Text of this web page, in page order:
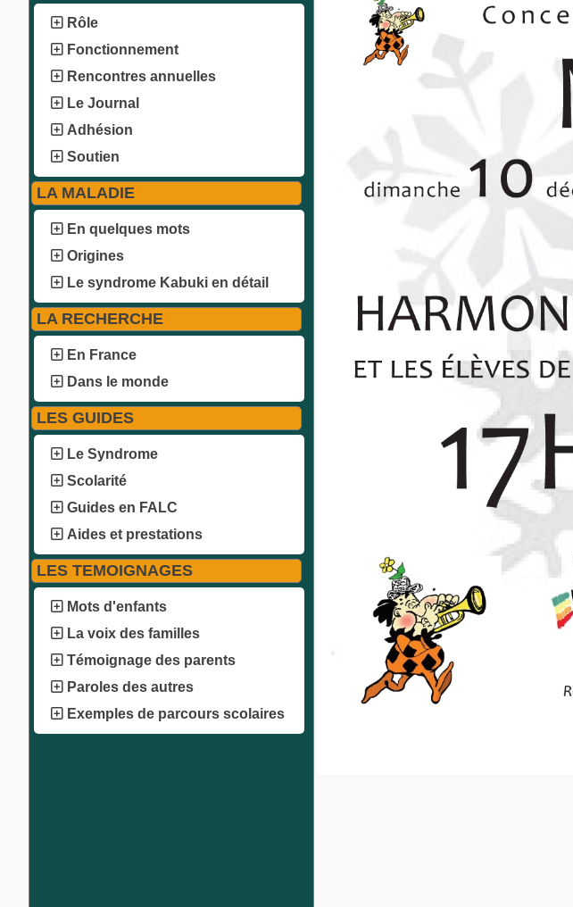
Rôle
Fonctionnement
Rencontres annuelles
Le Journal
Adhésion
Soutien
LA MALADIE
En quelques mots
Origines
Le syndrome Kabuki en détail
LA RECHERCHE
En France
Dans le monde
LES GUIDES
Le Syndrome
Scolarité
Guides en FALC
Aides et prestations
LES TEMOIGNAGES
Mots d'enfants
La voix des familles
Témoignage des parents
Paroles des autres
Exemples de parcours scolaires